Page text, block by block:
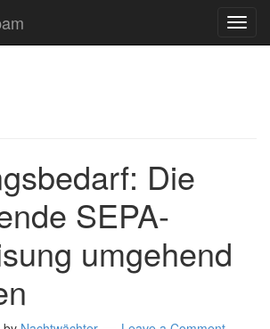
Die
SEPA-
umgehend